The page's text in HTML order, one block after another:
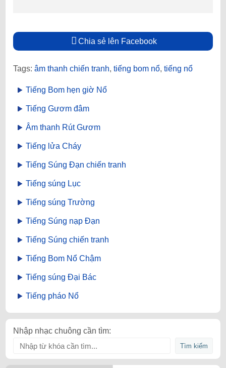
Chia sẻ lên Facebook
Tags: âm thanh chiến tranh, tiếng bom nổ, tiếng nổ
Tiếng Bom hẹn giờ Nổ
Tiếng Gươm đâm
Âm thanh Rút Gươm
Tiếng lửa Cháy
Tiếng Súng Đạn chiến tranh
Tiếng súng Lục
Tiếng súng Trường
Tiếng Súng nạp Đạn
Tiếng Súng chiến tranh
Tiếng Bom Nổ Chậm
Tiếng súng Đại Bác
Tiếng pháo Nổ
Nhập nhạc chuông cần tìm: